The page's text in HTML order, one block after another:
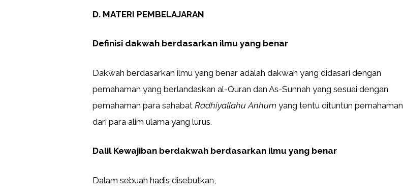
D. MATERI PEMBELAJARAN
Definisi dakwah berdasarkan ilmu yang benar
Dakwah berdasarkan ilmu yang benar adalah dakwah yang didasari dengan
pemahaman yang berlandaskan al-Quran dan As-Sunnah yang sesuai dengan
pemahaman para sahabat Radhiyallahu Anhum yang tentu dituntun pemahaman
dari para alim ulama yang lurus.
Dalil Kewajiban berdakwah berdasarkan ilmu yang benar
Dalam sebuah hadis disebutkan,